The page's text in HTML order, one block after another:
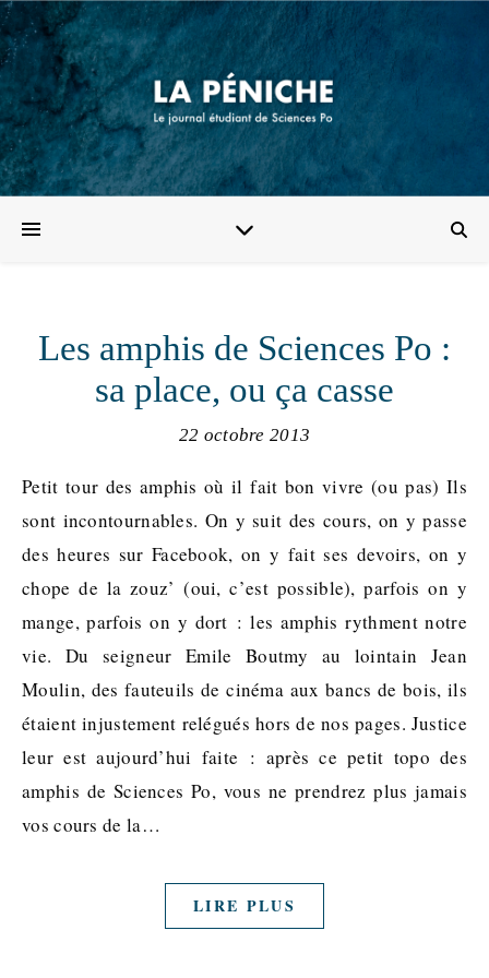
Les amphis de Sciences Po :
sa place, ou ça casse
22 octobre 2013
Petit tour des amphis où il fait bon vivre (ou pas) Ils
sont incontournables. On y suit des cours, on y passe
des heures sur Facebook, on y fait ses devoirs, on y
chope de la zouz’ (oui, c’est possible), parfois on y
mange, parfois on y dort : les amphis rythment notre
vie. Du seigneur Emile Boutmy au lointain Jean
Moulin, des fauteuils de cinéma aux bancs de bois, ils
étaient injustement relégués hors de nos pages. Justice
leur est aujourd’hui faite : après ce petit topo des
amphis de Sciences Po, vous ne prendrez plus jamais
vos cours de la…
LIRE PLUS